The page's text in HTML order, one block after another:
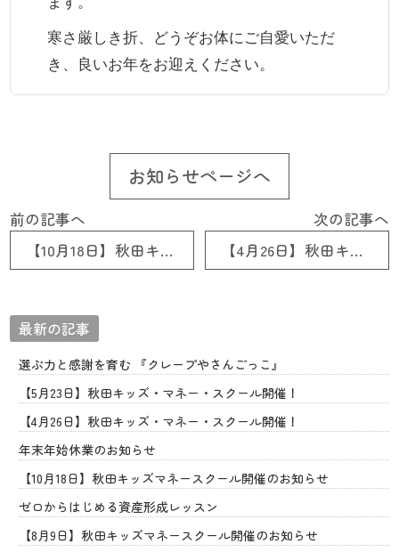
寒さ厳しき折、どうぞお体にご自愛いただ
き、良いお年をお迎えください。
お知らせページへ
前の記事へ
【10月18日】秋田キッズマネースクール開催のお知らせ
次の記事へ
【4月26日】秋田キッズ・マネー・スクール開催！
最新の記事
選ぶ力と感謝を育む 『クレープやさんごっこ』
【5月23日】秋田キッズ・マネー・スクール開催！
【4月26日】秋田キッズ・マネー・スクール開催！
年末年始休業のお知らせ
【10月18日】秋田キッズマネースクール開催のお知らせ
ゼロからはじめる資産形成レッスン
【8月9日】秋田キッズマネースクール開催のお知らせ